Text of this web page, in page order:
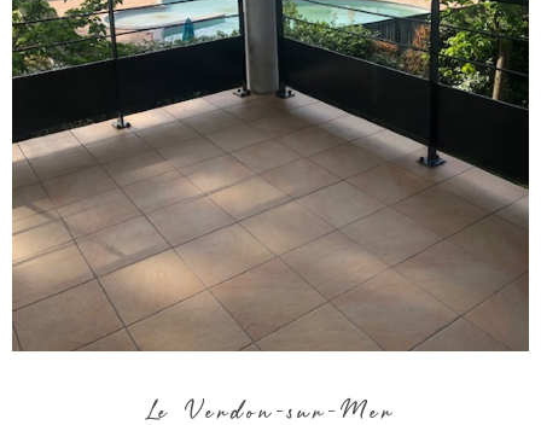
Le Verdon-sur-Mer